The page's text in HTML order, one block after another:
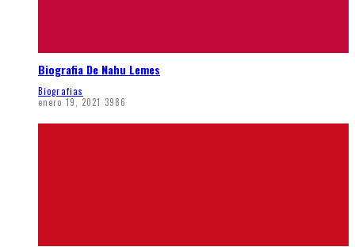
Biografia De Nahu Lemes
Biografias
enero 19, 2021 3986